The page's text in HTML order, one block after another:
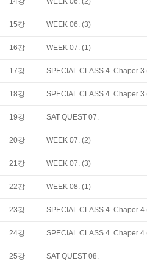
15강 WEEK 06. (3)
16강 WEEK 07. (1)
17강 SPECIAL CLASS 4. Chaper 3
18강 SPECIAL CLASS 4. Chaper 3
19강 SAT QUEST 07.
20강 WEEK 07. (2)
21강 WEEK 07. (3)
22강 WEEK 08. (1)
23강 SPECIAL CLASS 4. Chaper 4
24강 SPECIAL CLASS 4. Chaper 4
25강 SAT QUEST 08.